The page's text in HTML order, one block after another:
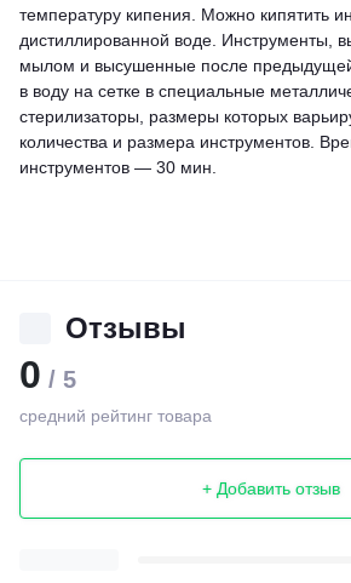
температуру кипения. Можно кипятить
дистиллированной воде. Инструменты,
мылом и высушенные после
в воду на сетке в специальные
стерилизаторы, размеры которых
количества и размера инструментов.
инструментов — 30 мин.
Отзывы
0 / 5
средний рейтинг товара
+ Добавить отзыв